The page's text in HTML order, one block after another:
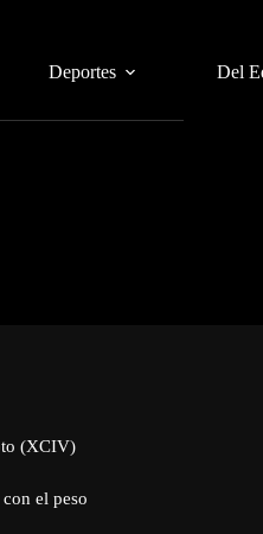
Deportes Del
(XCIV)
el peso